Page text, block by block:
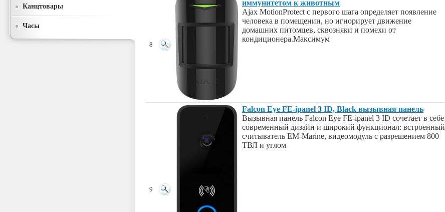
Канцтовары
Часы
8
иммунитетом к животным
Ajax MotionProtect с первого шага определяет появление
человека в помещении, но игнорирует движение
домашних питомцев, сквозняки и помехи от
кондиционера.Максимум
9
Falcon Eye FE-ipanel 3 ID, Black вызывная панель
Вызывная панель Falcon Eye FE-ipanel 3 ID сочетает в себе
современный дизайн и широкий функционал: встроенный
считыватель EM-Marine, видеомодуль с разрешением 800
ТВЛ и углом